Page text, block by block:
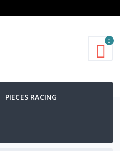
0
PIECES RACING